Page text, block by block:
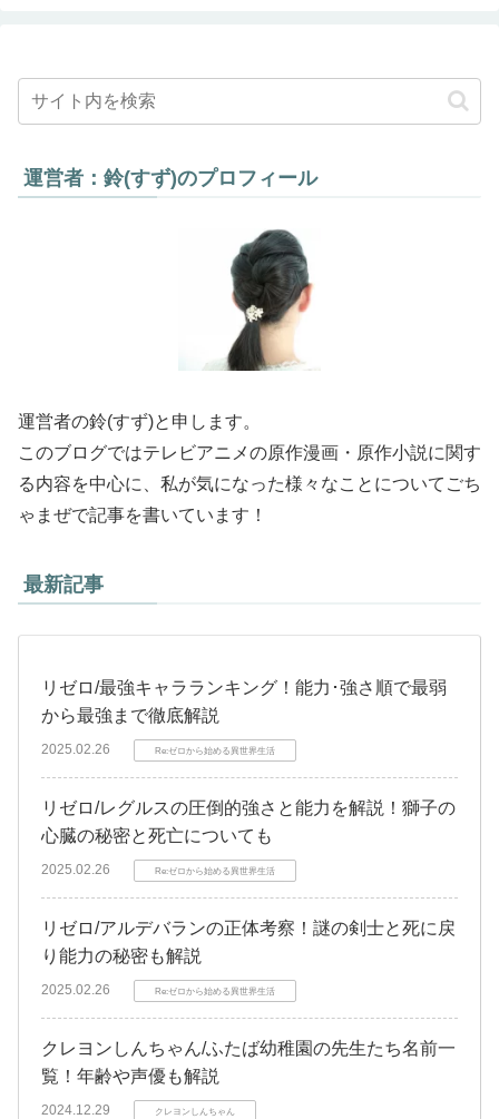
運営者：鈴(すず)のプロフィール
運営者の鈴(すず)と申します。
このブログではテレビアニメの原作漫画・原作小説に関す
る内容を中心に、私が気になった様々なことについてごち
ゃまぜで記事を書いています！
最新記事
リゼロ/最強キャラランキング！能力･強さ順で最弱
から最強まで徹底解説
2025.02.26 Re:ゼロから始める異世界生活
リゼロ/レグルスの圧倒的強さと能力を解説！獅子の
心臓の秘密と死亡についても
2025.02.26 Re:ゼロから始める異世界生活
リゼロ/アルデバランの正体考察！謎の剣士と死に戻
り能力の秘密も解説
2025.02.26 Re:ゼロから始める異世界生活
クレヨンしんちゃん/ふたば幼稚園の先生たち名前一
覧！年齢や声優も解説
2024.12.29 クレヨンしんちゃん